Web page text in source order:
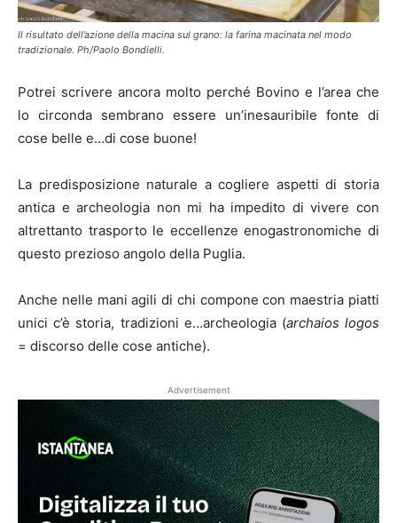
Il risultato dell’azione della macina sul grano: la farina macinata nel modo
tradizionale. Ph/Paolo Bondielli.
Potrei scrivere ancora molto perché Bovino e l’area che
lo circonda sembrano essere un’inesauribile fonte di
cose belle e…di cose buone!
La predisposizione naturale a cogliere aspetti di storia
antica e archeologia non mi ha impedito di vivere con
altrettanto trasporto le eccellenze enogastronomiche di
questo prezioso angolo della Puglia.
Anche nelle mani agili di chi compone con maestria piatti
unici c’è storia, tradizioni e…archeologia (archaios logos
= discorso delle cose antiche).
Advertisement